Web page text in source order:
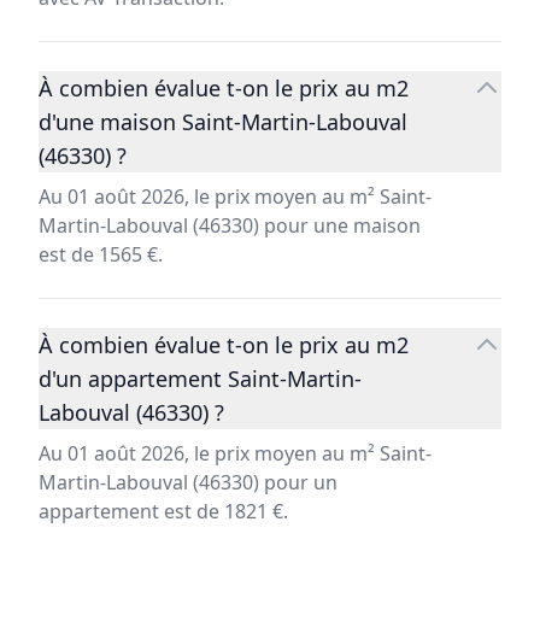
À combien évalue t-on le prix au m2
d'une maison Saint-Martin-Labouval
(46330) ?
Au 01 août 2026, le prix moyen au m² Saint-
Martin-Labouval (46330) pour une maison
est de 1565 €.
À combien évalue t-on le prix au m2
d'un appartement Saint-Martin-
Labouval (46330) ?
Au 01 août 2026, le prix moyen au m² Saint-
Martin-Labouval (46330) pour un
appartement est de 1821 €.